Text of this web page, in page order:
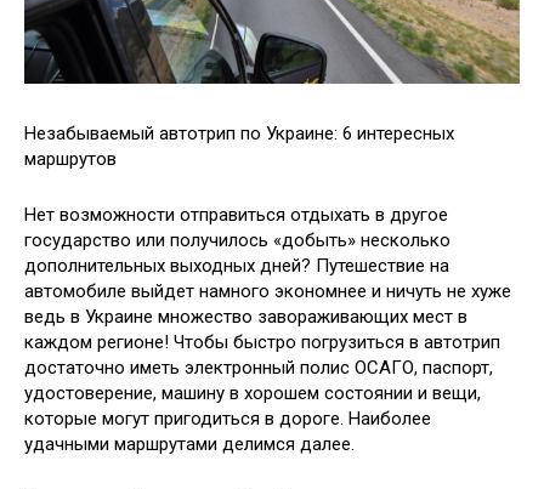
Незабываемый автотрип по Украине: 6 интересных
маршрутов
Нет возможности отправиться отдыхать в другое
государство или получилось «добыть» несколько
дополнительных выходных дней? Путешествие на
автомобиле выйдет намного экономнее и ничуть не хуже
ведь в Украине множество завораживающих мест в
каждом регионе! Чтобы быстро погрузиться в автотрип
достаточно иметь электронный полис ОСАГО, паспорт,
удостоверение, машину в хорошем состоянии и вещи,
которые могут пригодиться в дороге. Наиболее
удачными маршрутами делимся далее.